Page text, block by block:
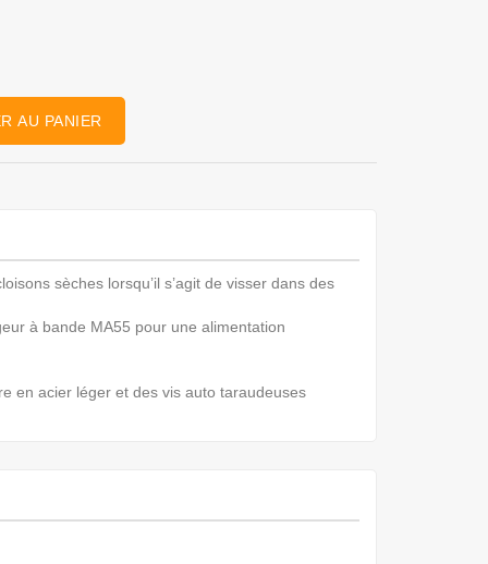
AU PANIER
sèches lorsqu’il s’agit de visser dans des
à bande MA55 pour une alimentation
en acier léger et des vis auto taraudeuses